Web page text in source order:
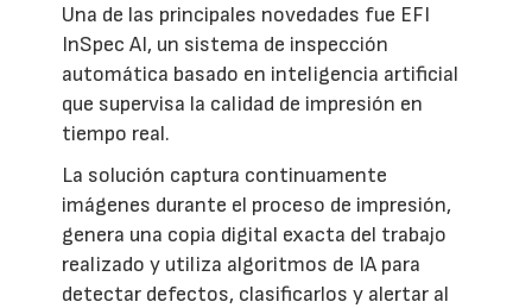
Una de las principales novedades fue EFI
InSpec AI, un sistema de inspección
automática basado en inteligencia artificial
que supervisa la calidad de impresión en
tiempo real.
La solución captura continuamente
imágenes durante el proceso de impresión,
genera una copia digital exacta del trabajo
realizado y utiliza algoritmos de IA para
detectar defectos, clasificarlos y alertar al